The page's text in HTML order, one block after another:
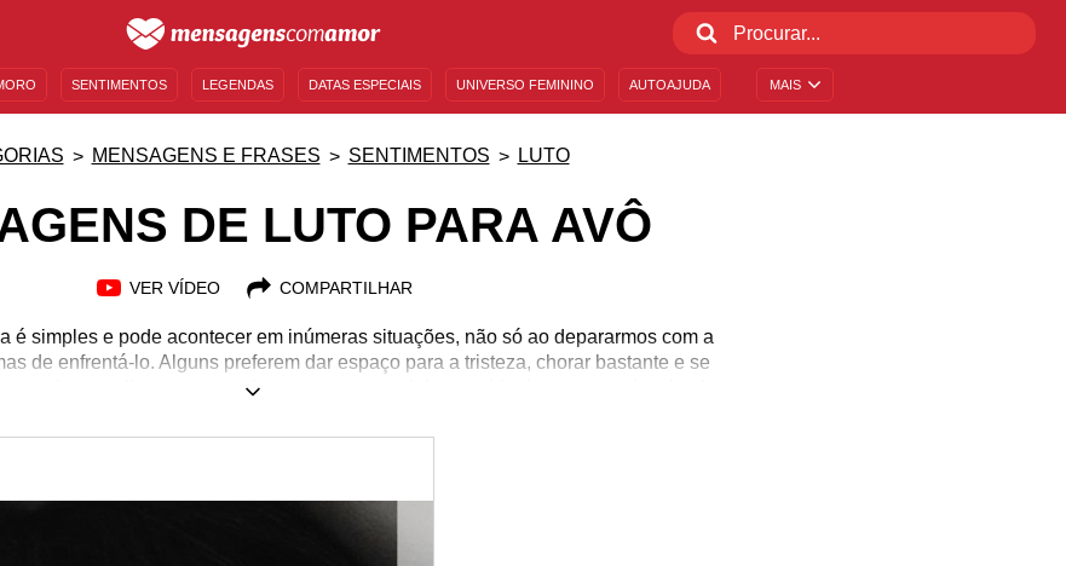
MAIS
SENTIMENTOS LEGENDAS DATAS ESPECIAIS UNIVERSO FEMININO AUTOAJUDA
MENSAGENS E FRASES SENTIMENTOS LUTO
DE LUTO PARA AVÔ
VER VÍDEO COMPARTILHAR
é simples e pode acontecer em inúmeras situações, não só ao depararmos com a
de enfrentá-lo. Alguns preferem dar espaço para a tristeza, chorar bastante e se
acham melhor se cercar de quem amam, celebrar a vida de quem partiu e lembrar
boa ideia. As mensagens de luto para avô são um jeito de compartilhar a sua dor e
você viveu ao lado desse homem tão querido. Viva o luto com esperança e siga